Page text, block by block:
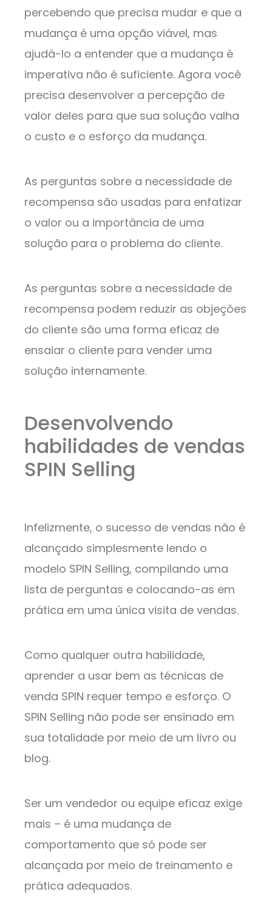
percebendo que precisa mudar e que a
mudança é uma opção viável, mas
ajudá-lo a entender que a mudança é
imperativa não é suficiente. Agora você
precisa desenvolver a percepção de
valor deles para que sua solução valha
o custo e o esforço da mudança.
As perguntas sobre a necessidade de
recompensa são usadas para enfatizar
o valor ou a importância de uma
solução para o problema do cliente.
As perguntas sobre a necessidade de
recompensa podem reduzir as objeções
do cliente são uma forma eficaz de
ensaiar o cliente para vender uma
solução internamente.
Desenvolvendo
habilidades de vendas
SPIN Selling
Infelizmente, o sucesso de vendas não é
alcançado simplesmente lendo o
modelo SPIN Selling, compilando uma
lista de perguntas e colocando-as em
prática em uma única visita de vendas.
Como qualquer outra habilidade,
aprender a usar bem as técnicas de
venda SPIN requer tempo e esforço. O
SPIN Selling não pode ser ensinado em
sua totalidade por meio de um livro ou
blog.
Ser um vendedor ou equipe eficaz exige
mais – é uma mudança de
comportamento que só pode ser
alcançada por meio de treinamento e
prática adequados.